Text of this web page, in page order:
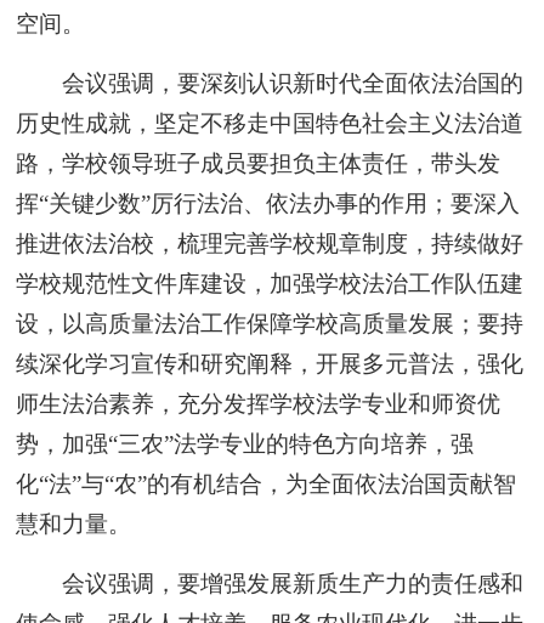
空间。
会议强调，要深刻认识新时代全面依法治国的
历史性成就，坚定不移走中国特色社会主义法治道
路，学校领导班子成员要担负主体责任，带头发
挥“关键少数”厉行法治、依法办事的作用；要深入
推进依法治校，梳理完善学校规章制度，持续做好
学校规范性文件库建设，加强学校法治工作队伍建
设，以高质量法治工作保障学校高质量发展；要持
续深化学习宣传和研究阐释，开展多元普法，强化
师生法治素养，充分发挥学校法学专业和师资优
势，加强“三农”法学专业的特色方向培养，强
化“法”与“农”的有机结合，为全面依法治国贡献智
慧和力量。
会议强调，要增强发展新质生产力的责任感和